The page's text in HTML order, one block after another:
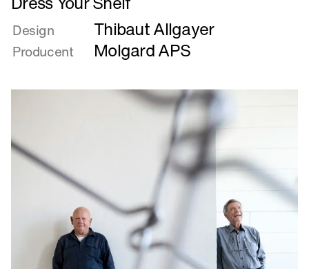
mere
om
Dress
Your
Design Thibaut Allgayer
Producent Molgard APS